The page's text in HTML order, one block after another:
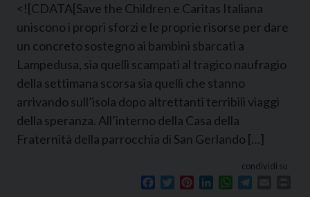
<![CDATA[Save the Children e Caritas Italiana
uniscono i propri sforzi e le proprie risorse per dare
un concreto sostegno ai bambini sbarcati a
Lampedusa, sia quelli scampati al tragico naufragio
della settimana scorsa sia quelli che stanno
arrivando sull’isola dopo altrettanti terribili viaggi
della speranza. All’interno della Casa della
Fraternità della parrocchia di San Gerlando […]
condividi su
Facebook
TwitterPinterestLinkedInWhatsApp